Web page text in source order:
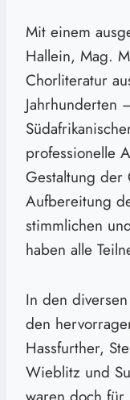
Mit einem
Hallein, Mag.
Chorliteratur
Jahrhunderten
professionelle
Gestaltung der
Aufbereitung
stimmlichen
haben alle
In den
den
Hassfurther,
Wieblitz und